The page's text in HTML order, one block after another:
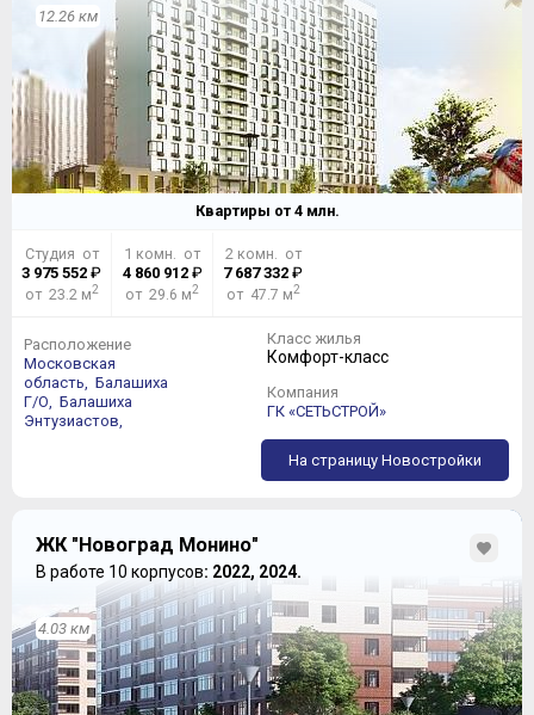
12.26 км
Квартиры от 4млн.
Студия от
3 975 552 ₽
от 23.2 м2
1 комн. от
4 860 912₽
от 29.6 м2
2 комн. от
7 687 332 ₽
от 47.7 м2
Расположение
Московская
область, Балашиха
Г/О, Балашиха
Энтузиастов,
Класс жилья
Комфорт-класс
Компания
ГК «СЕТЬСТРОЙ»
На страницу Новостройки
ЖК "Новоград Монино"
В работе 10 корпусов: 2022, 2024.
4.03 км